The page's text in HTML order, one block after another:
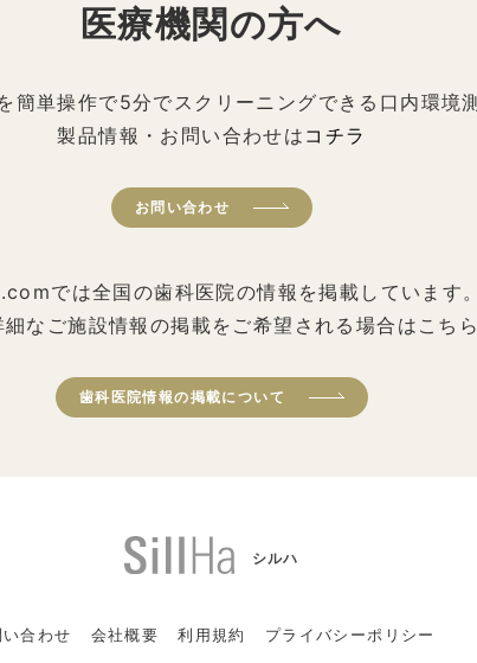
医療機関の方へ
簡単操作で5分でスクリーニングできる口内環境
製品情報・お問い合わせは コチラ
お問い合わせ
では全国の歯科医院の情報を掲載しています
細なご施設情報の掲載をご希望される場合はこち
歯科医院情報の掲載について
シルハ
い合わせ 会社概要 利用規約 プライバシーポリシー